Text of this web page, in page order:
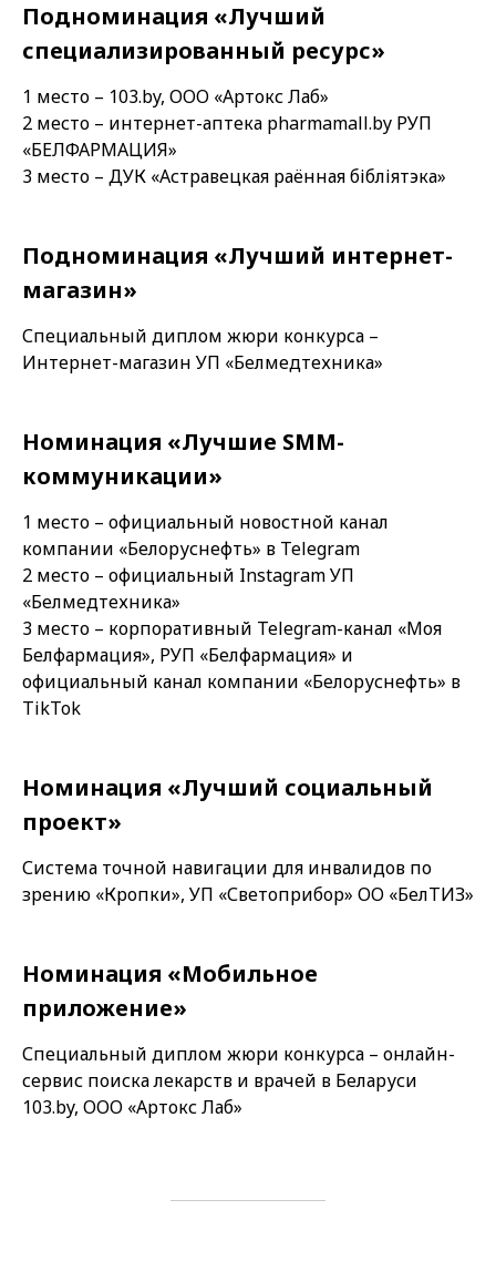
Подноминация «Лучший
специализированный ресурс»
1 место – 103.by, ООО «Артокс Лаб»
2 место – интернет-аптека pharmamall.by РУП
«БЕЛФАРМАЦИЯ»
3 место – ДУК «Астравецкая раённая бібліятэка»
Подноминация «Лучший интернет-
магазин»
Специальный диплом жюри конкурса –
Интернет-магазин УП «Белмедтехника»
Номинация «Лучшие SMM-
коммуникации»
1 место – официальный новостной канал
компании «Белоруснефть» в Telegram
2 место – официальный Instagram УП
«Белмедтехника»
3 место – корпоративный Telegram-канал «Моя
Белфармация», РУП «Белфармация» и
официальный канал компании «Белоруснефть» в
TikTok
Номинация «Лучший социальный
проект»
Система точной навигации для инвалидов по
зрению «Кропки», УП «Светоприбор» ОО «БелТИЗ»
Номинация «Мобильное
приложение»
Специальный диплом жюри конкурса – онлайн-
сервис поиска лекарств и врачей в Беларуси
103.by, ООО «Артокс Лаб»